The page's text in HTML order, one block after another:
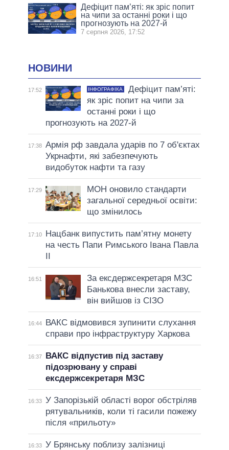
Дефіцит пам’яті: як зріс попит
на чипи за останні роки і що
прогнозують на 2027-й
7 серпня 2026, 17:52
НОВИНИ
17:52 ІНФОГРАФІКА
Дефіцит пам’яті:
як зріс попит на чипи за
останні роки і що
прогнозують на 2027-й
17:38 Армія рф завдала ударів по 7 об'єктах
Укрнафти, які забезпечують
видобуток нафти та газу
17:29
МОН оновило стандарти
загальної середньої освіти:
що змінилось
17:10
Нацбанк випустить пам’ятну монету
на честь Папи Римського Івана Павла
II
16:51
За ексдержсекретаря МЗС
Банькова внесли заставу,
він вийшов із СІЗО
16:44
ВАКС відмовився зупинити слухання
справи про інфраструктуру Харкова
16:37
ВАКС відпустив під заставу
підозрювану у справі
ексдержсекретаря МЗС
16:33 У Запорізькій області ворог обстріляв
рятувальників, коли ті гасили пожежу
після «прильоту»
16:33 У Брянську поблизу залізниці